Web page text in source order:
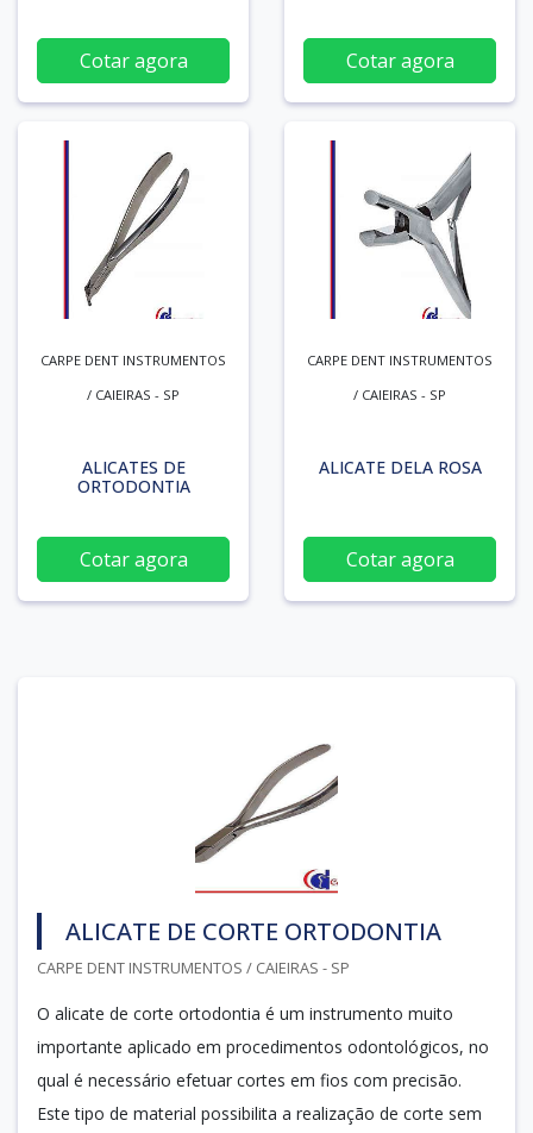
Cotar agora Cotar agora
CARPE DENT INSTRUMENTOS
/ CAIEIRAS - SP
ALICATES DE
ORTODONTIA
Cotar agora
CARPE DENT INSTRUMENTOS
/ CAIEIRAS - SP
ALICATE DELA ROSA
Cotar agora
ALICATE DE CORTE ORTODONTIA
CARPE DENT INSTRUMENTOS / CAIEIRAS - SP
O alicate de corte ortodontia é um instrumento muito
importante aplicado em procedimentos odontológicos, no
qual é necessário efetuar cortes em fios com precisão.
Este tipo de material possibilita a realização de corte sem